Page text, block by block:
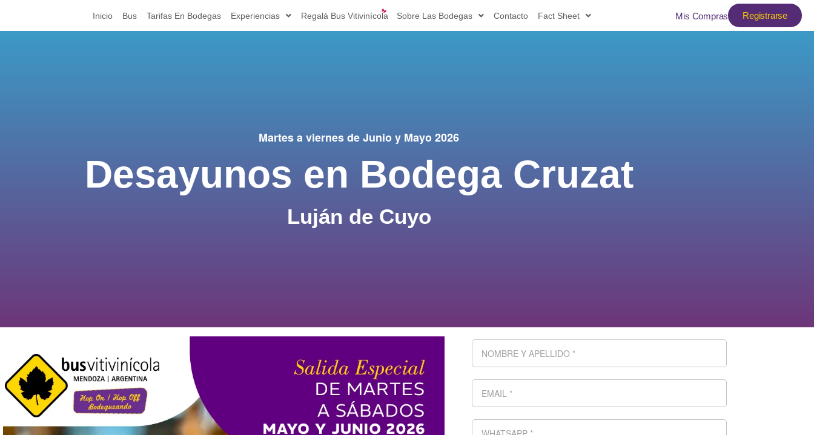
Inicio Bus Tarifas En Bodegas Experiencias Regalá Bus Vitivinícola Sobre Las Bodegas Contacto Fact Sheet Mis Compras Registrarse
Martes a viernes de Junio y Mayo 2026
Desayunos en Bodega Cruzat
Luján de Cuyo